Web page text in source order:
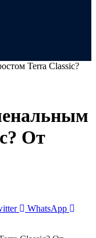
Terra Classic?
От
WhatsApp